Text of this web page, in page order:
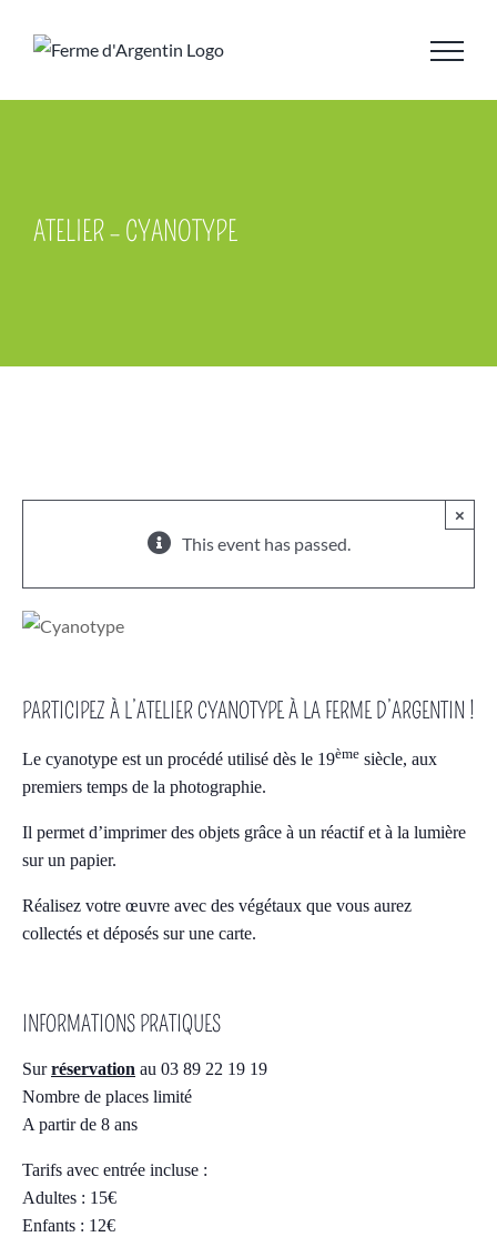
ATELIER – CYANOTYPE
×
This event has passed.
PARTICIPEZ À L’ATELIER CYANOTYPE À LA FERME D’ARGENTIN !
Le cyanotype est un procédé utilisé dès le 19ème siècle, aux
premiers temps de la photographie.
Il permet d’imprimer des objets grâce à un réactif et à la lumière
sur un papier.
Réalisez votre œuvre avec des végétaux que vous aurez
collectés et déposés sur une carte.
INFORMATIONS PRATIQUES
Surréservation au 03 89 22 19 19
Nombre de places limité
A partir de 8 ans
Tarifs avec entrée incluse :
Adultes : 15€
Enfants : 12€